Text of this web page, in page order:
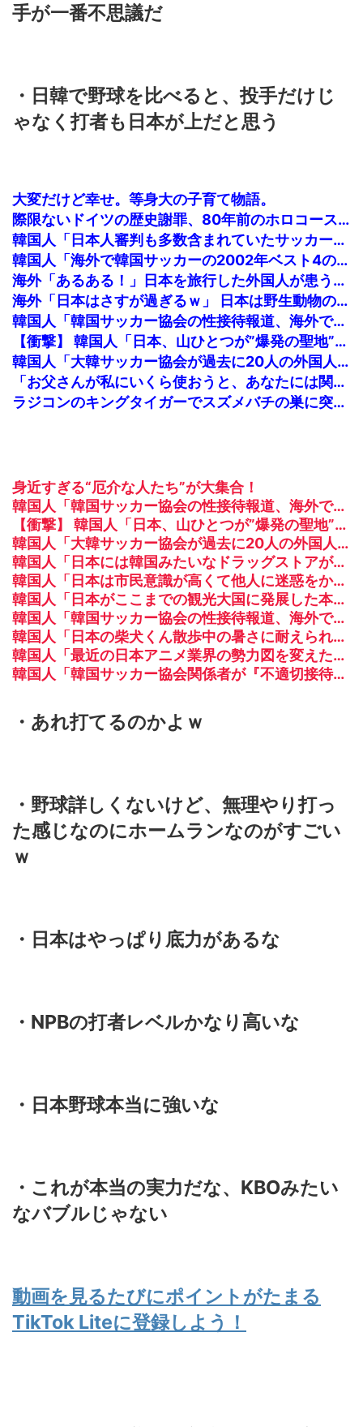
手が一番不思議だ
・日韓で野球を比べると、投手だけじ
ゃなく打者も日本が上だと思う
大変だけど幸せ。等身大の子育て物語。
際限ないドイツの歴史謝罪、80年前のホロコースト被害者に賠償…「日本はドイツを見習え」
韓国人「日本人審判も多数含まれていたサッカー協会の衝撃的な接待リストに衝撃の声！」→「日本人審判の名前が次々と明るみに‥」
韓国人「海外で韓国サッカーの2002年ベスト4の実力は、実際にはどれくらい認められてるんだ…？（ブルブル」＝韓国の反応
海外「あるある！」日本を旅行した外国人が患う新たな症状「日本語PTSD」に海外が大騒ぎ
海外「日本はさすが過ぎるｗ」 日本は野生動物の喧嘩さえ可愛くなってしまうと世界が騒然
韓国人「韓国サッカー協会の性接待報道、海外でも大騒ぎに・・・2002年W杯4強の記録取り消しの声も」→「マジで国の恥だ」「2002年まで疑う価値があ...
【衝撃】 韓国人「日本、山ひとつが”爆発の聖地”になってる」
韓国人「大韓サッカー協会が過去に20人の外国人審判らに不謹慎接待をしていた証拠が揃いながらも不起訴処分に成っていた事が明らかに‥」
「お父さんが私にいくら使おうと、あなたには関係ない」そう言われた妻が家計を分けた結果…
ラジコンのキングタイガーでスズメバチの巣に突撃「ハチからしたら突然ドイツ戦車が家に来るんだぞ」【海外の反応】
身近すぎる“厄介な人たち”が大集合！
韓国人「韓国サッカー協会の性接待報道、海外でも大騒ぎに・・・2002年W杯4強の記録取り消しの声も」→「マジで国の恥だ」「2002年まで疑う価値があ...
【衝撃】 韓国人「日本、山ひとつが”爆発の聖地”になってる」
韓国人「大韓サッカー協会が過去に20人の外国人審判らに不謹慎接待をしていた証拠が揃いながらも不起訴処分に成っていた事が明らかに‥」
韓国人「日本には韓国みたいなドラッグストアがないので韓国が羨ましくて羨ましくて仕方がないんだそうです」
韓国人「日本は市民意識が高くて他人に迷惑をかけないというけど、実際の現地の様子がこちら・・・」
韓国人「日本がここまでの観光大国に発展した本当の理由がこちら…」→「昔から日本は愛されてた…（ﾌﾞﾙﾌﾞﾙ」＝韓国の反応
韓国人「韓国サッカー協会の性接待報道、海外でも大騒ぎに・・・2002年W杯4強の記録取り消しの声も」→「マジで国の恥だ」「2002年まで疑う価値がある」「国民や国が築いた国格をサッカー選手が足で蹴り飛ばすね」
韓国人「日本の柴犬くん散歩中の暑さに耐えられなかった結果」
韓国人「最近の日本アニメ業界の勢力図を変えたと言われる作品がこちら…」→「こういうのが面白い…（ﾌﾞﾙﾌﾞﾙ」＝韓国の反応
韓国人「韓国サッカー協会関係者が『不適切接待は慣行だった』と衝撃発言！日韓ワールドカップ4強にも疑いの視線が向けられる」
・あれ打てるのかよｗ
・野球詳しくないけど、無理やり打っ
た感じなのにホームランなのがすごい
ｗ
・日本はやっぱり底力があるな
・NPBの打者レベルかなり高いな
・日本野球本当に強いな
・これが本当の実力だな、KBOみたい
なバブルじゃない
動画を見るたびにポイントがたまる
TikTok Liteに登録しよう！